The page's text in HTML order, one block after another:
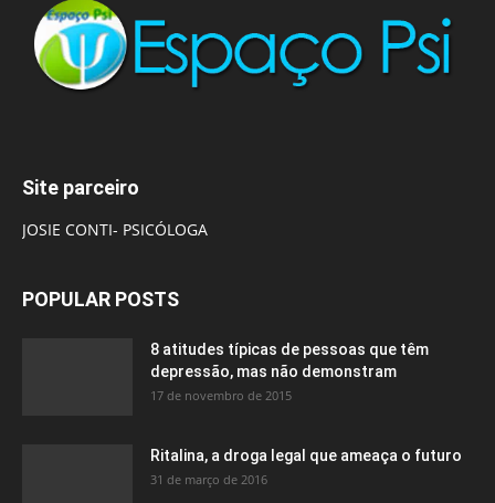
Site parceiro
JOSIE CONTI- PSICÓLOGA
POPULAR POSTS
8 atitudes típicas de pessoas que têm
depressão, mas não demonstram
17 de novembro de 2015
Ritalina, a droga legal que ameaça o futuro
31 de março de 2016